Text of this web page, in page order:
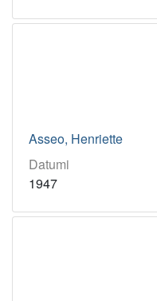
Asseo, Henriette
Datumi
1947